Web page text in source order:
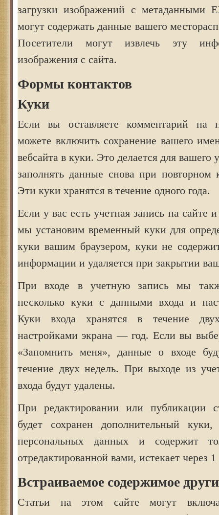
загрузки изображений с метаданными
могут содержать данные вашего
Посетители могут извлечь эту
изображения с сайта.
Формы контактов
Куки
Если вы оставляете комментарий на
можете включить сохранение вашего
вебсайта в куки. Это делается для вашего
заполнять данные снова при повторном
Эти куки хранятся в течение одного года.
Если у вас есть учетная запись на сайте
мы установим временный куки для
куки вашим браузером, куки не
информации и удаляется при закрытии
При входе в учетную запись мы
несколько куки с данными входа и
Куки входа хранятся в течение
настройками экрана — год. Если вы
«Запомнить меня», данные о входе
течение двух недель. При выходе из
входа будут удалены.
При редактировании или публикации
будет сохранен дополнительный
персональных данных и содержит
отредактированной вами, истекает через
Встраиваемое содержимое
Статьи на этом сайте могут